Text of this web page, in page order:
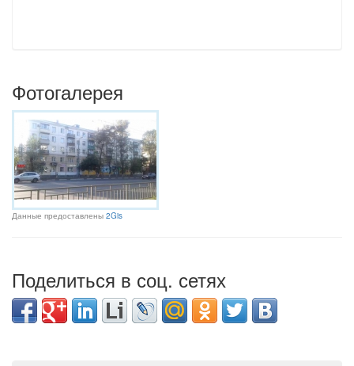
Фотогалерея
Данные предоставлены 2Gis
Поделиться в соц. сетях